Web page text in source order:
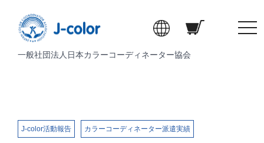
一般社団法人日本カラーコーディネーター協会
t
J-color活動報告 カラーコーディネーター派遣実績